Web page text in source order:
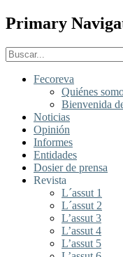
Primary
Fecoreva
Quiénes
Bienvenida
Noticias
Opinión
Informes
Entidades
Dosier de prensa
Revista
L´assut 1
L´assut 2
L’assut 3
L’assut 4
L’assut 5